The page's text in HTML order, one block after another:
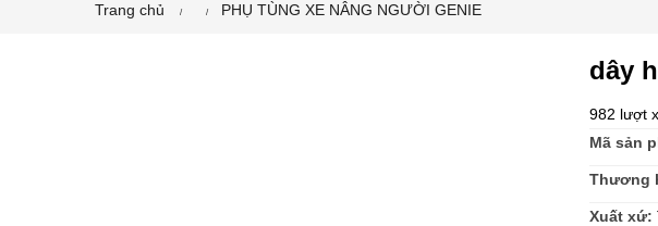
Trang chủ PHỤ TÙNG XE NÂNG NGƯỜI GENIE
dây
982 lượt
Mã sản
Thương
Xuất xứ: